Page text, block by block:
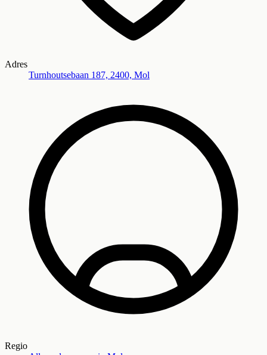
Adres
Turnhoutsebaan 187, 2400, Mol
Regio